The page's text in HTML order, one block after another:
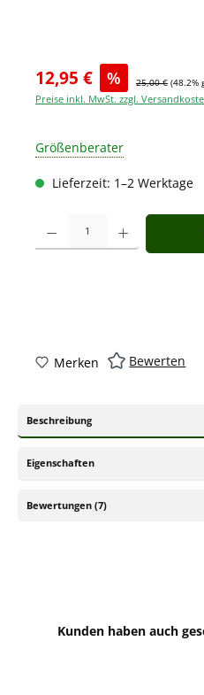
12,95 € % 25,00 € (48.2%
Preise inkl. MwSt. zzgl.
Größenberater
Lieferzeit: 1–2 Werktage
Produkt Anzahl: Gib den
Merken Bewerten
Beschreibung
Eigenschaften
Bewertungen (7)
Produktgalerie überspringen
Kunden haben auch